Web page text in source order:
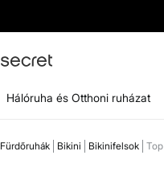
Hálóruha és Otthoni ruházat
Fürdőruhák Bikini Bikinifelsok Top